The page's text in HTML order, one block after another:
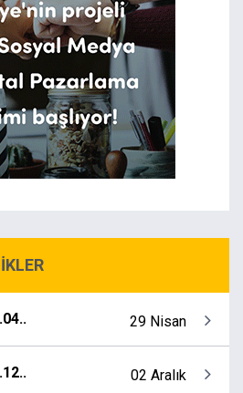
29 Nisan
02 Aralık